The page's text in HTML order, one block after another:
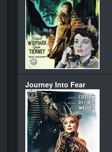
Journey Into Fear